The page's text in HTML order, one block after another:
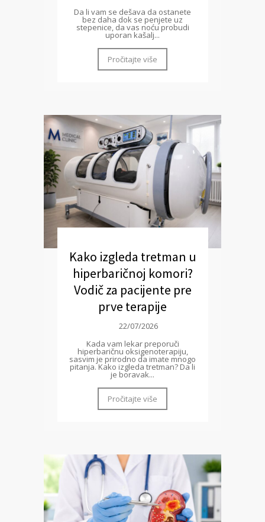
Da li vam se dešava da ostanete
bez daha dok se penjete uz
stepenice, da vas noću probudi
uporan kašalj...
Pročitajte više
Kako izgleda tretman u
hiperbaričnoj komori?
Vodič za pacijente pre
prve terapije
22/07/2026
Kada vam lekar preporuči
hiperbaričnu oksigenoterapiju,
sasvim je prirodno da imate mnogo
pitanja. Kako izgleda tretman? Da li
je boravak...
Pročitajte više